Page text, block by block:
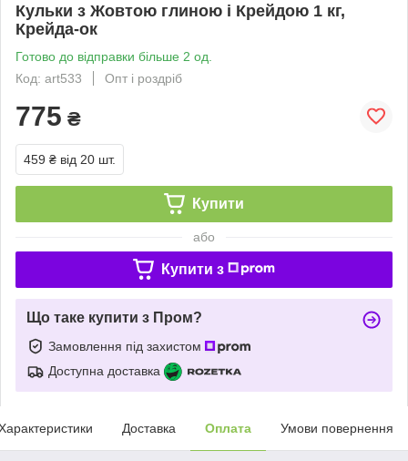
Кульки з Жовтою глиною і Крейдою 1 кг,
Крейда-ок
Готово до відправки більше 2 од.
Код: art533
Опт і роздріб
775 ₴
459 ₴ від 20 шт.
Купити
або
Купити з
Що таке купити з Пром?
Замовлення під захистом
Доступна доставка
Доставка Оплата Умови повернення